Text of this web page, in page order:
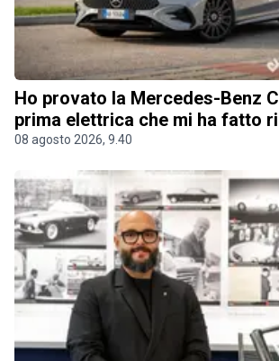
Ho provato la Mercedes-Benz
prima elettrica che mi ha fatto
08 agosto 2026, 9.40